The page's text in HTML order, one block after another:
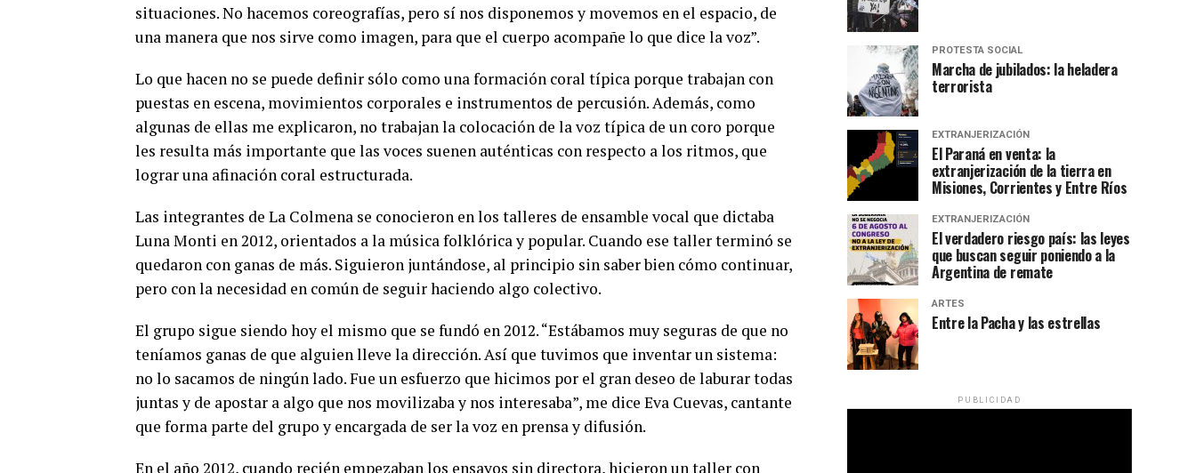
situaciones. No hacemos coreografías, pero sí nos disponemos y movemos en el espacio, de
una manera que nos sirve como imagen, para que el cuerpo acompañe lo que dice la voz”.
Lo que hacen no se puede definir sólo como una formación coral típica porque trabajan con
puestas en escena, movimientos corporales e instrumentos de percusión.Además, como
algunas de ellas me explicaron, no trabajan la colocación de la voz típica de un coro porque
les resulta más importante que las voces suenen auténticas con respecto a los ritmos, que
lograr una afinación coral estructurada.
Las integrantes de La Colmena se conocieron en los talleres de ensamble vocal que dictaba
Luna Monti en 2012, orientados a la música folklórica y popular. Cuando ese taller terminó se
quedaron con ganas de más. Siguieron juntándose, al principio sin saber bien cómo continuar,
pero con la necesidad en común de seguir haciendo algo colectivo.
El grupo sigue siendo hoy el mismo que se fundó en 2012. “Estábamos muy seguras de que no
teníamos ganas de que alguien lleve la dirección. Así que tuvimos que inventar un sistema:
no lo sacamos de ningún lado.Fue un esfuerzo que hicimos por el gran deseo de laburar todas
juntas y de apostar a algo que nos movilizaba y nos interesaba”, me dice Eva Cuevas, cantante
que forma parte del grupo y encargada de ser la voz en prensa y difusión.
En el año 2012, cuando recién empezaban los ensayos sin directora, hicieron un taller con
PROTESTA SOCIAL
Marcha de jubilados: la heladera
terrorista
EXTRANJERIZACIÓN
El Paraná en venta: la
extranjerización de la tierra en
Misiones, Corrientes y Entre Ríos
EXTRANJERIZACIÓN
El verdadero riesgo país: las leyes
que buscan seguir poniendo a la
Argentina de remate
ARTES
Entre la Pacha y las estrellas
PUBLICIDAD